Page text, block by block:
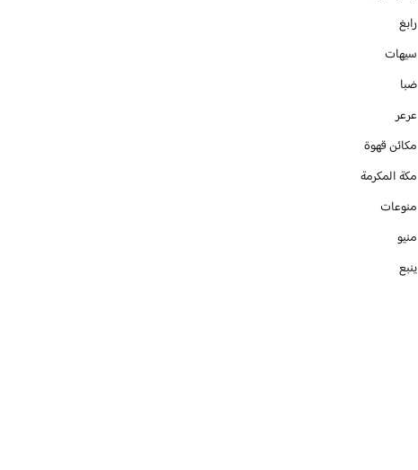
رابغ
سيهات
ضبا
عرعر
مكائن قهوة
مكة المكرمة
منوعات
منيو
ينبع